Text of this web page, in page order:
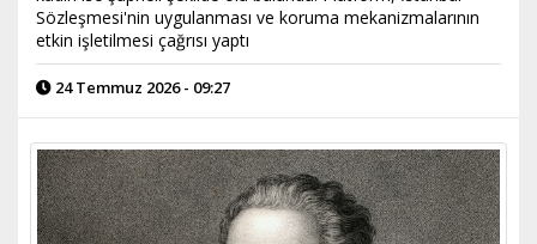
Sözleşmesi'nin uygulanması ve koruma mekanizmalarının
etkin işletilmesi çağrısı yaptı
24 Temmuz 2026 - 09:27